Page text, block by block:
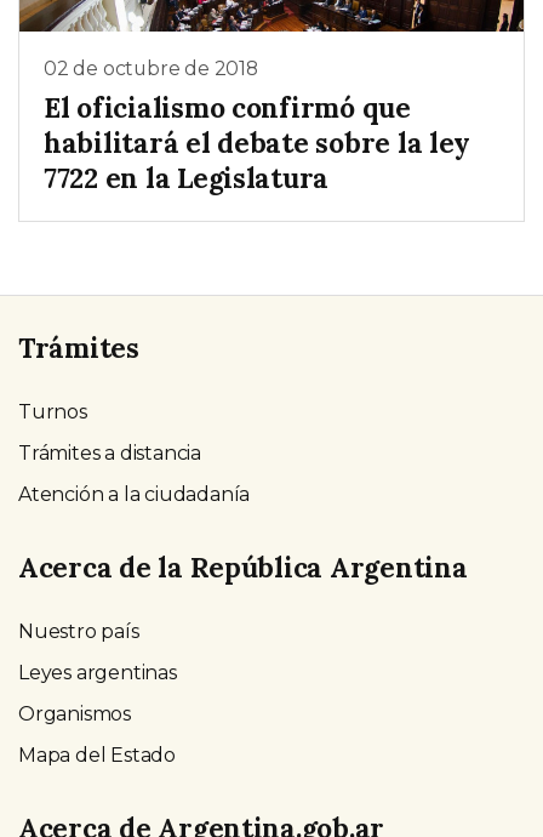
02 de octubre de 2018
El oficialismo confirmó que
habilitará el debate sobre la ley
7722 en la Legislatura
Trámites
Turnos
Trámites a distancia
Atención a la ciudadanía
Acerca de la República Argentina
Nuestro país
Leyes argentinas
Organismos
Mapa del Estado
Acerca de Argentina.gob.ar